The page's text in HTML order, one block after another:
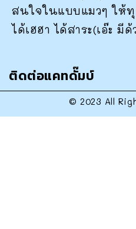
สนใจในแบบแมวๆ ให้
ได้เฮฮา ได้สาระ(เอ๊ะ มี
ติดต่อแคทดั๊มบ์
© 2023 All